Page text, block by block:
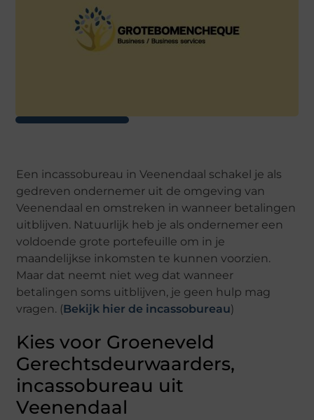
Een incassobureau in Veenendaal schakel je als
gedreven ondernemer uit de omgeving van
Veenendaal en omstreken in wanneer betalingen
uitblijven. Natuurlijk heb je als ondernemer een
voldoende grote portefeuille om in je
maandelijkse inkomsten te kunnen voorzien.
Maar dat neemt niet weg dat wanneer
betalingen soms uitblijven, je geen hulp mag
vragen. (Bekijk hier de incassobureau)
Kies voor Groeneveld
Gerechtsdeurwaarders,
incassobureau uit
Veenendaal